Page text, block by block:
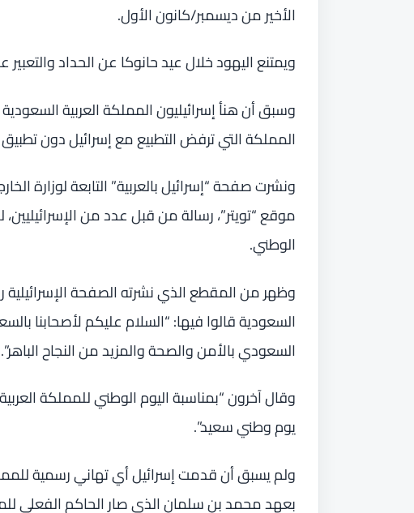
الأخير من ديسمبر/كانون الأول.
ويمتنع اليهود خلال عيد حانوكا عن الحداد والتعبير
المملكة التي ترفض التطبيع مع إسرائيل دون تطبيق
ونشرت صفحة “إسرائيل بالعربية” التابعة لوزارة
موقع “تويتر”، رسالة من قبل عدد من الإسرائيليين،
الوطني.
وظهر من المقطع الذي نشرته الصفحة الإسرائيلية
السعودية قالوا فيها: “السلام عليكم لأصحابنا
السعودي بالأمن والصحة والمزيد من النجاح الباهر”.
وقال آخرون “بمناسبة اليوم الوطني للمملكة
يوم وطني سعيد”.
ولم يسبق أن قدمت إسرائيل أي تهاني رسمية
بعهد محمد بن سلمان الذي صار الحاكم الفعلي